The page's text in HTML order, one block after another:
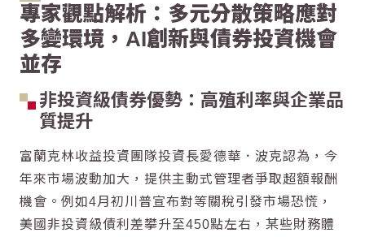
專家觀點解析：多元分散策略應對
多變環境，AI創新與債券投資機會
並存
非投資級債券優勢：高殖利率與企業品
質提升
富蘭克林收益投資團隊投資長愛德華．波克認為，今
年來市場波動加大，提供主動式管理者爭取超額報酬
機會。例如4月初川普宣布對等關稅引發市場恐慌，
美國非投資級債利差攀升至450點左右，某些財務體